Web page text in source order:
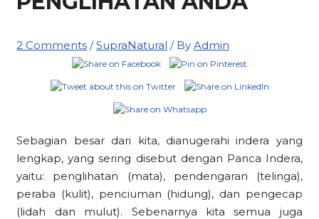
2 Comments /SupraNatural / ByAdmin
Sebagian besar dari kita, dianugerahi indera yang
lengkap, yang sering disebut dengan Panca Indera,
yaitu: penglihatan (mata), pendengaran (telinga),
peraba (kulit), penciuman (hidung), dan pengecap
(lidah dan mulut). Sebenarnya kita semua juga